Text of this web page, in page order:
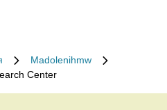
Madolenihmw
Center